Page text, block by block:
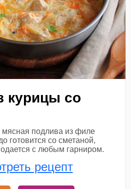
курицы со
мясная подлива из филе
готовится со сметаной,
с любым гарниром.
рецепт